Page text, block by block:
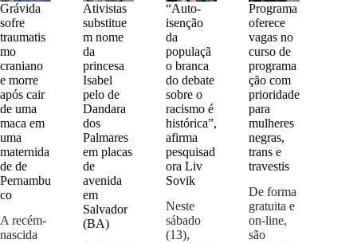
Grávida
sofre
traumatis
mo
craniano
e morre
após cair
de uma
maca em
uma
maternida
de de
Pernambu
co
A recém-
nascida
Ativistas
substitue
m nome
da
princesa
Isabel
pelo de
Dandara
dos
Palmares
em placas
de
avenida
em
Salvador
(BA)
“Auto-
isenção
da
populaçã
o branca
do debate
sobre o
racismo é
histórica”,
afirma
pesquisad
ora Liv
Sovik
Neste
sábado
(13),
Programa
oferece
vagas no
curso de
programa
ção com
prioridade
para
mulheres
negras,
trans e
travestis
De forma
gratuita e
on-line,
são